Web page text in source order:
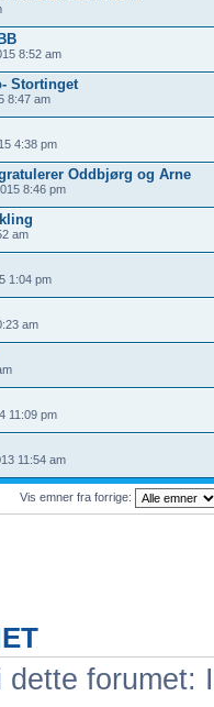
8:52 am
Stortinget
8:47 am
4:38 pm
Oddbjørg og Arne
8:46 pm
am
1:04 pm
am
11:09 pm
11:54 am
Vis emner fra forrige:
dette